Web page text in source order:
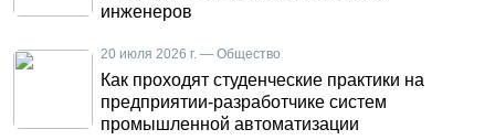
инженеров
20 июля 2026 г. — Общество
Как проходят студенческие практики на
предприятии-разработчике систем
промышленной автоматизации